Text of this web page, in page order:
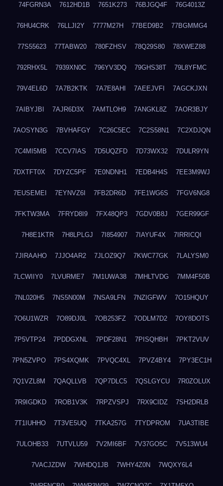
74FGRN3A 7612HD1B 7651K273 76BJGQ4F 76G4013Z
76HU4CRK 76LLJI2Y 7777M27H 77BED9B2 77BGMMG4
77S55623 77TABW20 780FZHSV 78Q29S80 78XWEZ88
792RHX5L 7939XN0C 796YV3DQ 79GHS38T 79L8YFMC
79V4EL6D 7A7B2KTK 7A7E8AHI 7AEEJVFI 7AGCKJXN
7AIBYJBI 7AJR6D3X 7AMTLOH9 7ANGKL8Z 7AOR3BJY
7AOSYN3G 7BVHAFGY 7C26C5EC 7C2S58N1 7C2XDJQN
7C4MI5MB 7CCV7IAS 7D5UQZFD 7D73WX32 7DULR9YN
7DXTFT0X 7DYZC5PF 7E0NDNH1 7EDB4H4S 7EE3M9WJ
7EUSEMEI 7EYNVZ6I 7FB2DR6D 7FE1WG6S 7FGV6NG8
7FKTW3MA 7FRYD8I9 7FX48QP3 7GDV0B8J 7GER99GF
7H8E1KTR 7H8LPLGJ 7I854907 7IAYUF4X 7IRRICQI
7JIRAAHO 7JJO4AR2 7JLOZ9Q7 7KWC77GK 7LALYSM0
7LCWIIY0 7LVURME7 7M1UWA38 7MHLTVDG 7MM4F50B
7NL020H5 7NS5N00M 7NSA9LFN 7NZIGFWV 7O15HQUY
7O6U1WZR 7O89DJ0L 7OB253FZ 7ODLM7D2 7OY8DOTS
7P5VTP24 7PDDGXNL 7PDF28N1 7PISQHBH 7PKT2VUV
7PN5ZVPO 7PS4XQMK 7PVQC4XL 7PVZ4BY4 7PY3EC1H
7Q1VZL8M 7QAQLLVB 7QP7DLC5 7QSLGYCU 7R0ZOLUX
7R9IGDKD 7ROB1V3K 7RPZVSPJ 7RX9CIDZ 7SH2DRLB
7T1IUHHO 7T3VE5UQ 7TKA257G 7TYDPROM 7UA3TIBE
7ULOHB33 7UTVLU59 7V2MI6BF 7V37GO5C 7V513WU4
7VACJZDW 7WHDQ1JB 7WHY4Z0N 7WQXY6L4